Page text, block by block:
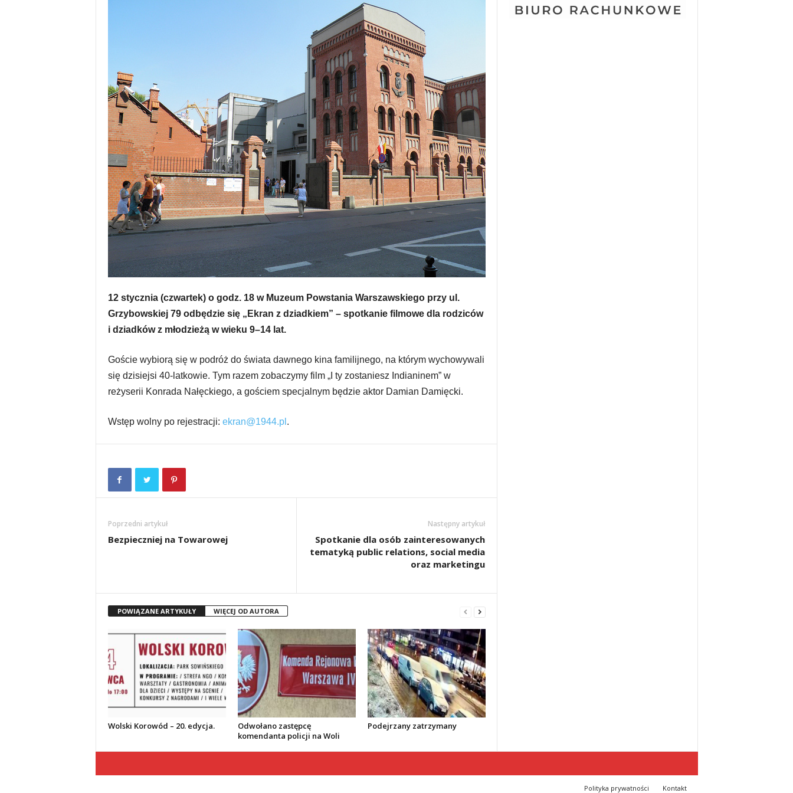
12 stycznia (czwartek) o godz. 18 w Muzeum Powstania Warszawskiego przy ul.
Grzybowskiej 79 odbędzie się „Ekran z dziadkiem” – spotkanie filmowe dla rodziców
i dziadków z młodzieżą w wieku 9–14 lat.
Goście wybiorą się w podróż do świata dawnego kina familijnego, na którym wychowywali
się dzisiejsi 40-latkowie. Tym razem zobaczymy film „I ty zostaniesz Indianinem” w
reżyserii Konrada Nałęckiego, a gościem specjalnym będzie aktor Damian Damięcki.
Wstęp wolny po rejestracji: ekran@1944.pl .
Poprzedni artykuł
Bezpieczniej na Towarowej
Następny artykuł
Spotkanie dla osób zainteresowanych
tematyką public relations, social media
oraz marketingu
POWIĄZANE ARTYKUŁY WIĘCEJ OD AUTORA
Wolski Korowód – 20. edycja.
Odwołano zastępcę
komendanta policji na Woli
Podejrzany zatrzymany
Polityka prywatności Kontakt